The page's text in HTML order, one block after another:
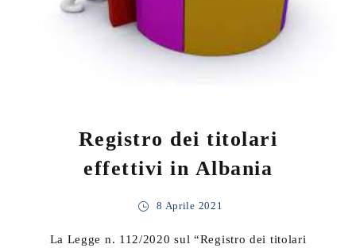
Registro dei titolari
effettivi in Albania
8 Aprile 2021
La Legge n. 112/2020 sul “Registro dei titolari